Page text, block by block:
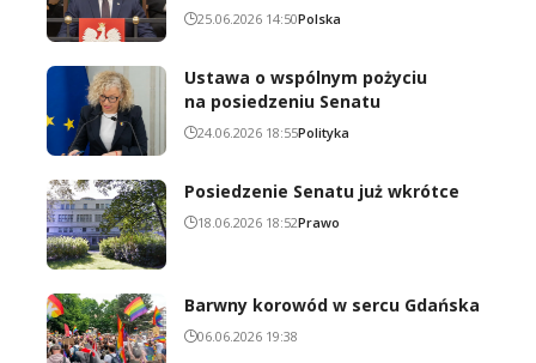
25.06.2026 14:50Polska
Ustawa o wspólnym pożyciu
na posiedzeniu Senatu
24.06.2026 18:55Polityka
Posiedzenie Senatu już wkrótce
18.06.2026 18:52Prawo
Barwny korowód w sercu Gdańska
06.06.2026 19:38